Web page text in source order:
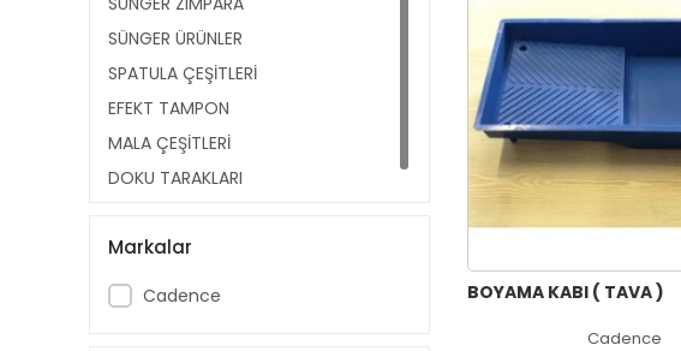
SÜNGER ÜRÜNLER
SPATULA ÇEŞİTLERİ
EFEKT TAMPON
MALA ÇEŞİTLERİ
DOKU TARAKLARI
Markalar
Cadence BOYAMA KABI ( TAVA )
Cadence